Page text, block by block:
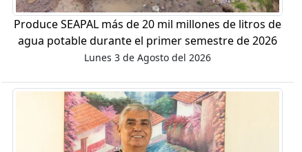
Produce SEAPAL más de 20 mil millones de litros de
agua potable durante el primer semestre de 2026
Lunes 3 de Agosto del 2026